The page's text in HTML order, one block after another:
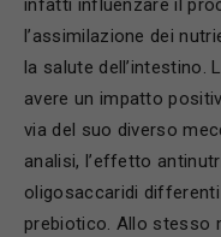
infatti influenzare il
l’assimilazione dei
la salute dell’intestino.
avere un impatto
via del suo diverso
analisi, l’effetto
oligosaccaridi
prebiotico. Allo stesso